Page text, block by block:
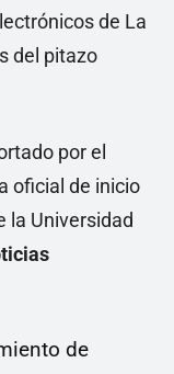
de La
del pitazo
por el
oficial de inicio
la Universidad
de